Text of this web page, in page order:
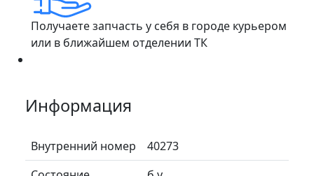
Получаете запчасть у себя в городе курьером
или в ближайшем отделении ТК
Информация
Внутренний номер
40273